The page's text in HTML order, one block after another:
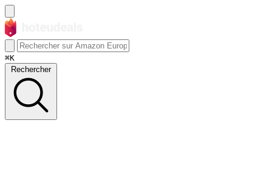
⌘K
Rechercher